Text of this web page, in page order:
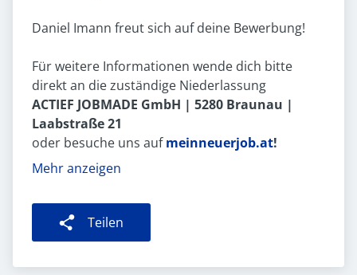
Daniel Imann freut sich auf deine Bewerbung!
Für weitere Informationen wende dich bitte
direkt an die zuständige Niederlassung
ACTIEF JOBMADE GmbH | 5280 Braunau |
Laabstraße 21
oder besuche uns aufmeinneuerjob.at!
Mehr anzeigen
Teilen